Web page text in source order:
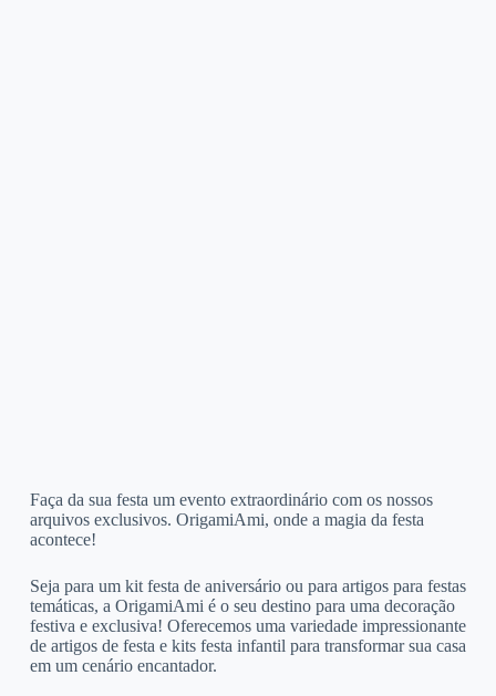
Faça da sua festa um evento extraordinário com os nossos
arquivos exclusivos. OrigamiAmi, onde a magia da festa
acontece!
Seja para um kit festa de aniversário ou para artigos para festas
temáticas, a OrigamiAmi é o seu destino para uma decoração
festiva e exclusiva! Oferecemos uma variedade impressionante
de artigos de festa e kits festa infantil para transformar sua casa
em um cenário encantador.